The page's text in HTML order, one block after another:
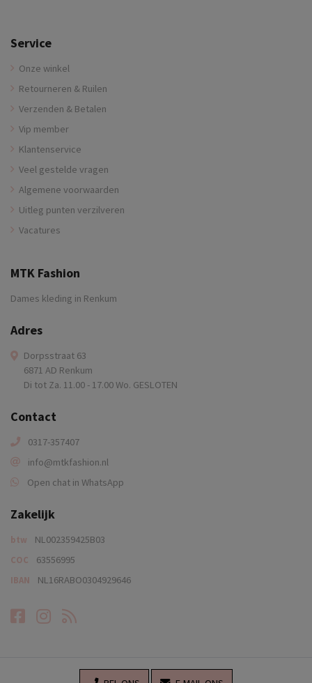
Service
Onze winkel
Retourneren & Ruilen
Verzenden & Betalen
Vip member
Klantenservice
Veel gestelde vragen
Algemene voorwaarden
Uitleg punten verzilveren
Vacatures
MTK Fashion
Dames kleding in Renkum
Adres
Dorpsstraat 63
6871 AD Renkum
Di tot Za. 11.00 - 17.00 Wo. GESLOTEN
Contact
0317-357407
info@mtkfashion.nl
Open chat in WhatsApp
Zakelijk
btw NL002359425B03
COC 63556995
IBAN NL16RABO0304929646
Facebook
Instagram
RSS-feed